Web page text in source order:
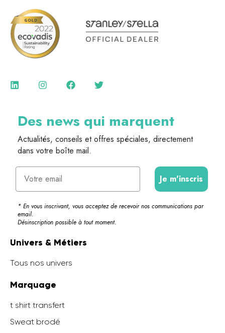
Des news qui marquent
Actualités, conseils et offres spéciales, directement
dans votre boîte mail.
Email
Je m'inscris
* En vous inscrivant, vous acceptez de recevoir nos communications par
email.
Désinscription possible à tout moment.
Univers & Métiers
Tous nos univers
Marquage
t shirt transfert
Sweat brodé